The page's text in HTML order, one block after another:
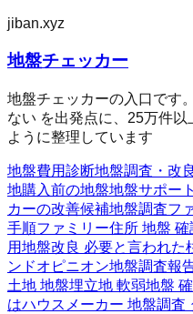
jiban.xyz
地盤チェッカー
地盤チェッカーの入口です
ない を出発点に、25万件
ように整理しています
地盤費用診断地盤調査・改良
地購入前の地盤地盤サポー
カーの改善候補地盤調査フ
手順ファミリー住所 地盤 確
用地盤改良 必要と言われた
ンドオピニオン地盤調査報
土地 地盤埋立地 軟弱地盤
はハウスメーカー 地盤調査